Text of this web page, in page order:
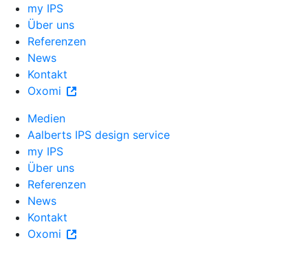
my IPS
Über uns
Referenzen
News
Kontakt
Oxomi
Medien
Aalberts IPS design service
my IPS
Über uns
Referenzen
News
Kontakt
Oxomi